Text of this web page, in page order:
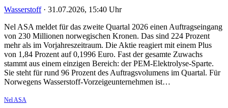
Wasserstoff · 31.07.2026, 15:40 Uhr
Nel ASA meldet für das zweite Quartal 2026 einen Auftragseingang
von 230 Millionen norwegischen Kronen. Das sind 224 Prozent
mehr als im Vorjahreszeitraum. Die Aktie reagiert mit einem Plus
von 1,84 Prozent auf 0,1996 Euro. Fast der gesamte Zuwachs
stammt aus einem einzigen Bereich: der PEM-Elektrolyse-Sparte.
Sie steht für rund 96 Prozent des Auftragsvolumens im Quartal. Für
Norwegens Wasserstoff-Vorzeigeunternehmen ist…
Nel ASA